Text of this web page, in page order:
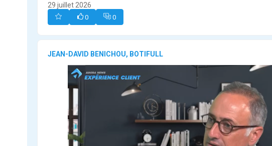
29 juillet 2026
0 0
JEAN-DAVID BENICHOU, BOTIFULL